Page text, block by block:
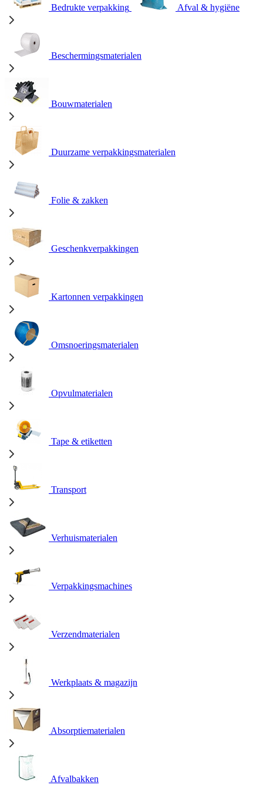
Bedrukte verpakking Afval & hygiëne
Beschermingsmaterialen
Bouwmaterialen
Duurzame verpakkingsmaterialen
Folie & zakken
Geschenkverpakkingen
Kartonnen verpakkingen
Omsnoeringsmaterialen
Opvulmaterialen
Tape & etiketten
Transport
Verhuismaterialen
Verpakkingsmachines
Verzendmaterialen
Werkplaats & magazijn
Absorptiematerialen
Afvalbakken